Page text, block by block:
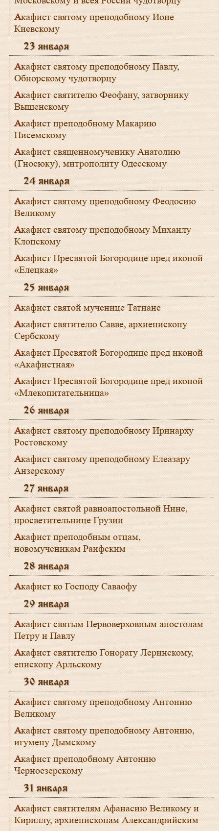
Акафист святому преподобному Ионе
Киевскому
23 января
Акафист святому преподобному Павлу,
Обнорскому чудотворцу
Акафист святителю Феофану, затворнику
Вышенскому
Акафист преподобному Макарию
Писемскому
Акафист священномученику Анатолию
(Гносюку), митрополиту Одесскому
24 января
Акафист святому преподобному Феодосию
Великому
Акафист святому преподобному Михаилу
Клопскому
Акафист Пресвятой Богородице пред иконой
«Елецкая»
25 января
Акафист святой мученице Татиане
Акафист святителю Савве, архиепископу
Сербскому
Акафист Пресвятой Богородице пред иконой
«Акафистная»
Акафист Пресвятой Богородице пред иконой
«Млекопитательница»
26 января
Акафист святому преподобному Иринарху
Ростовскому
Акафист святому преподобному Елеазару
Анзерскому
27 января
Акафист святой равноапостольной Нине,
просветительнице Грузии
Акафист преподобным отцам,
новомученикам Раифским
28 января
Акафист ко Господу Саваофу
29 января
Акафист святым Первоверховным апостолам
Петру и Павлу
Акафист святителю Гонорату Леринскому,
епископу Арльскому
30 января
Акафист святому преподобному Антонию
Великому
Акафист святому преподобному Антонию,
игумену Дымскому
Акафист преподобному Антонию
Черноезерскому
31 января
Акафист святителям Афанасию Великому и
Кириллу, архиепископам Александрийским